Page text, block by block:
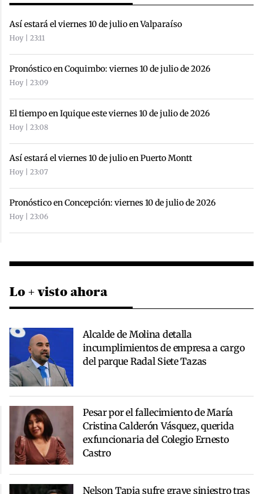
Así estará el viernes 10 de julio en Valparaíso
Hoy | 23:11
Pronóstico en Coquimbo: viernes 10 de julio de 2026
Hoy | 23:09
El tiempo en Iquique este viernes 10 de julio de 2026
Hoy | 23:08
Así estará el viernes 10 de julio en Puerto Montt
Hoy | 23:07
Pronóstico en Concepción: viernes 10 de julio de 2026
Hoy | 23:06
Lo + visto ahora
Alcalde de Molina detalla
incumplimientos de empresa a cargo
del parque Radal Siete Tazas
Pesar por el fallecimiento de María
Cristina Calderón Vásquez, querida
exfuncionaria del Colegio Ernesto
Castro
Nelson Tapia sufre grave siniestro tras